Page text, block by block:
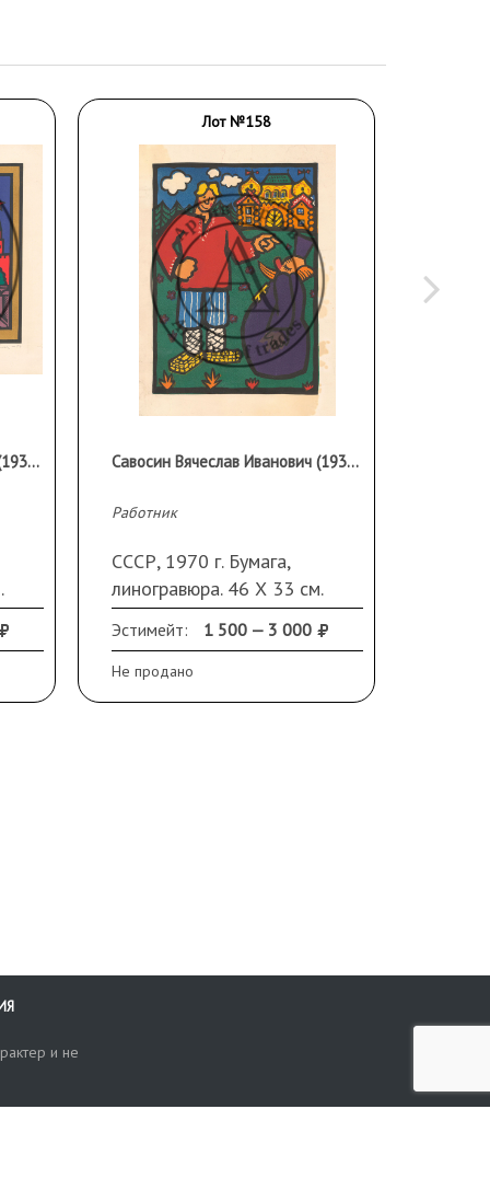
Савосин Вячеслав Иванович (1938 - 2014 гг.)
Лот №158
Савосин Вячеслав Иванович (1938 - 2014 гг.)
Работник
СССР, 1970 г. Бумага,
линогравюра. 46 Х 33 см.
Загрязнения, замятия
Эстимейт: 1 500 — 3 000
Не продано
и не